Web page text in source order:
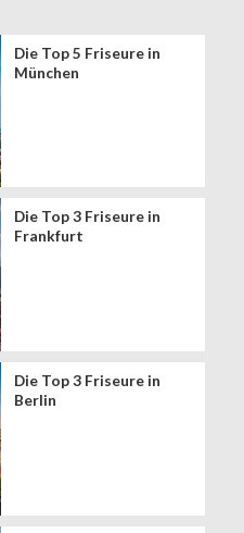
Die Top 5 Friseure in
München
Die Top 3 Friseure in
Frankfurt
Die Top 3 Friseure in
Berlin